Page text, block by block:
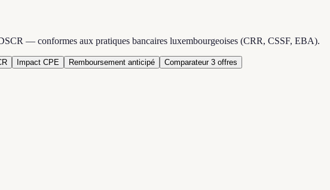
— conformes aux pratiques bancaires luxembourgeoises (CRR, CSSF, EBA).
Impact CPE Remboursement anticipé Comparateur 3 offres